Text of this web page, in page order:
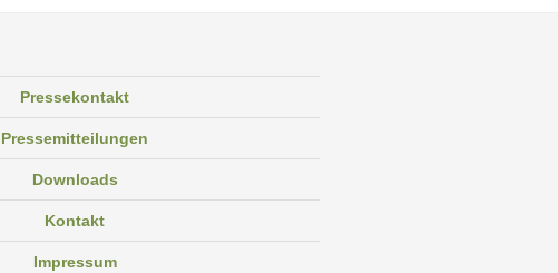
Pressekontakt
Pressemitteilungen
Downloads
Kontakt
Impressum